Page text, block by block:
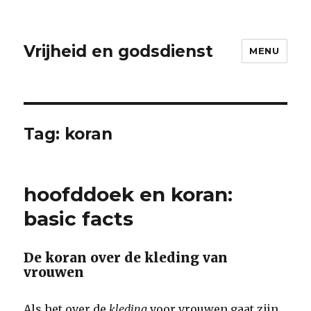
Vrijheid en godsdienst MENU
Tag: koran
hoofddoek en koran:
basic facts
De koran over de kleding van
vrouwen